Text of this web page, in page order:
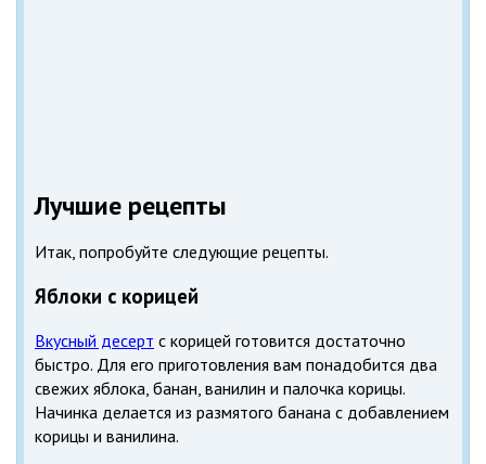
Лучшие рецепты
Итак, попробуйте следующие рецепты.
Яблоки с корицей
Вкусный десерт с корицей готовится достаточно
быстро. Для его приготовления вам понадобится два
свежих яблока, банан, ванилин и палочка корицы.
Начинка делается из размятого банана с добавлением
корицы и ванилина.